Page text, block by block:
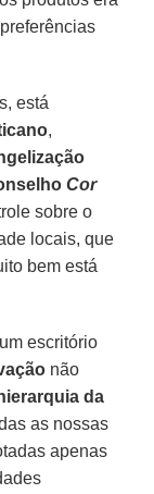
está
,
Cor
sobre o
locais, que
bem está
escritório
não
hierarquia da
as nossas
apenas